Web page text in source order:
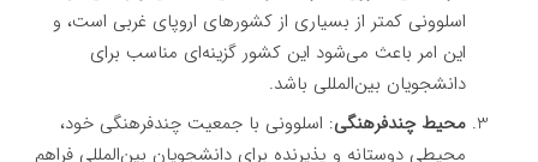
اسلوونی کمتر از بسیاری از کشورهای اروپای غربی است، و
این امر باعث می‌شود این کشور گزینه‌ای مناسب برای
دانشجویان بین‌المللی باشد.
محیط چندفرهنگی: اسلوونی با جمعیت چندفرهنگی خود،
محیطی دوستانه و پذیرنده برای دانشجویان بین‌المللی فراهم